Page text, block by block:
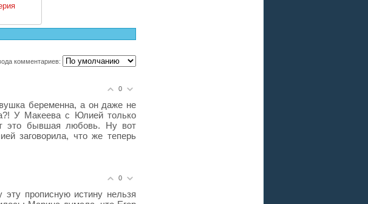
комментариев:
0
беременна, а он даже не
У Макеева с Юлией только
это бывшая любовь. Ну вот
заговорила, что же теперь
0
прописную истину нельзя